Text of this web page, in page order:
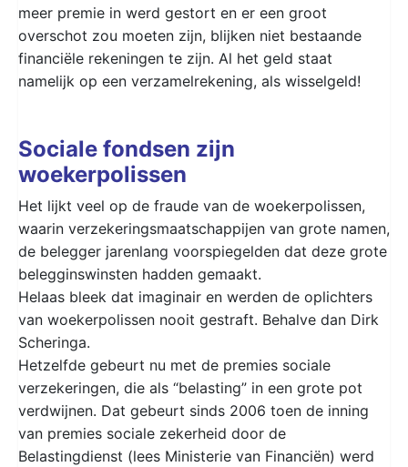
meer premie in werd gestort en er een groot
overschot zou moeten zijn, blijken niet bestaande
financiële rekeningen te zijn. Al het geld staat
namelijk op een verzamelrekening, als wisselgeld!
Sociale fondsen zijn
woekerpolissen
Het lijkt veel op de fraude van de woekerpolissen,
waarin verzekeringsmaatschappijen van grote namen,
de belegger jarenlang voorspiegelden dat deze grote
belegginswinsten hadden gemaakt.
Helaas bleek dat imaginair en werden de oplichters
van woekerpolissen nooit gestraft. Behalve dan Dirk
Scheringa.
Hetzelfde gebeurt nu met de premies sociale
verzekeringen, die als “belasting” in een grote pot
verdwijnen. Dat gebeurt sinds 2006 toen de inning
van premies sociale zekerheid door de
Belastingdienst (lees Ministerie van Financiën) werd